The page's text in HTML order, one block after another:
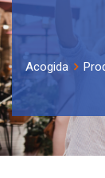
Acogida